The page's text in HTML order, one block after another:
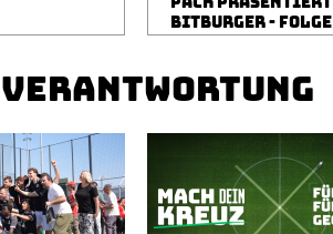
BITBURGER -